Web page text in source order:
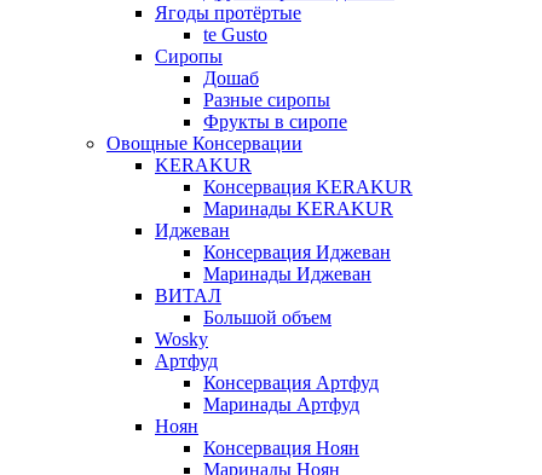
Ягоды протёртые
te Gusto
Сиропы
Дошаб
Разные сиропы
Фрукты в сиропе
Овощные Консервации
KERAKUR
Консервация KERAKUR
Маринады KERAKUR
Иджеван
Консервация Иджеван
Маринады Иджеван
ВИТАЛ
Большой объем
Wosky
Артфуд
Консервация Артфуд
Маринады Артфуд
Ноян
Консервация Ноян
Маринады Ноян